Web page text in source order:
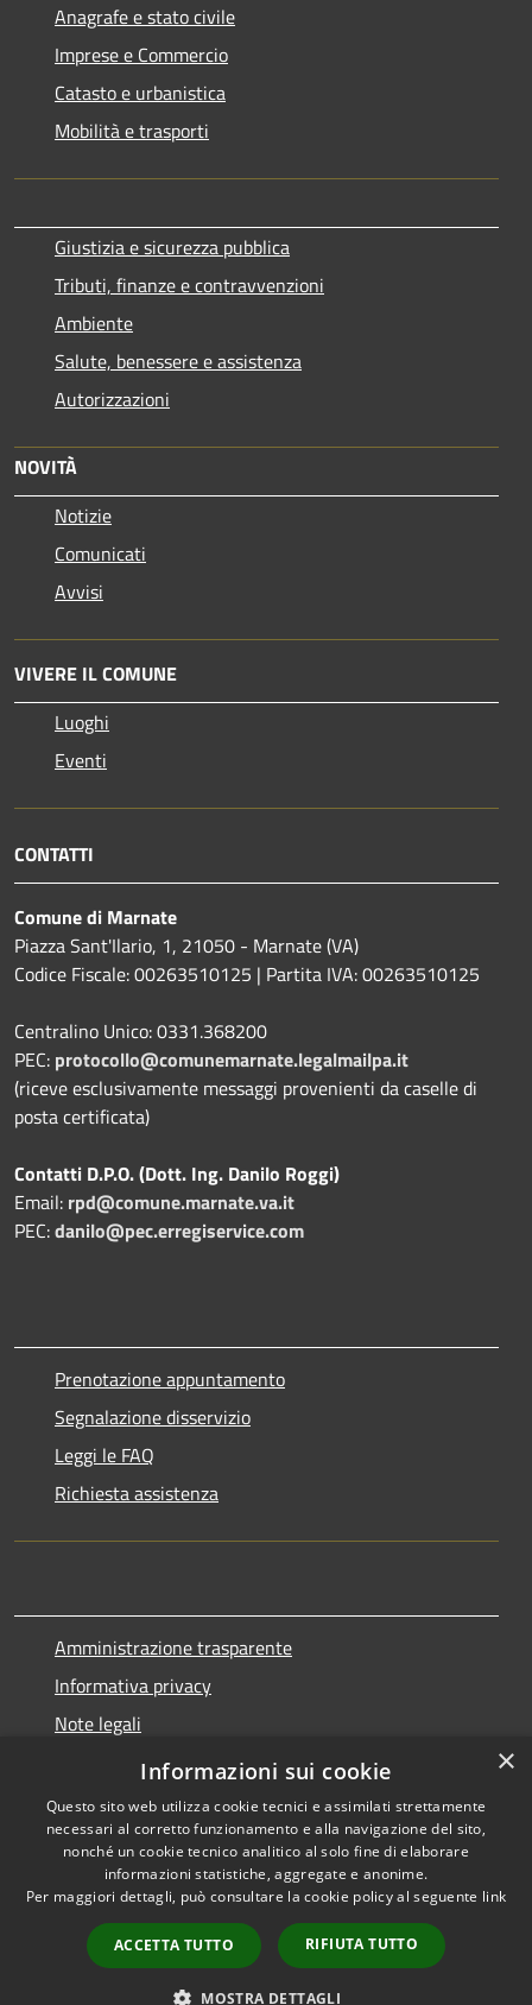
Anagrafe e stato civile
Imprese e Commercio
Catasto e urbanistica
Mobilità e trasporti
Giustizia e sicurezza pubblica
Tributi, finanze e contravvenzioni
Ambiente
Salute, benessere e assistenza
Autorizzazioni
NOVITÀ
Notizie
Comunicati
Avvisi
VIVERE IL COMUNE
Luoghi
Eventi
CONTATTI
Comune di Marnate
Piazza Sant'Ilario, 1, 21050 - Marnate (VA)
Codice Fiscale: 00263510125 | Partita IVA: 00263510125
Centralino Unico: 0331.368200
PEC: protocollo@comunemarnate.legalmailpa.it
(riceve esclusivamente messaggi provenienti da caselle di
posta certificata)
Contatti D.P.O. (Dott. Ing. Danilo Roggi)
Email: rpd@comune.marnate.va.it
PEC:danilo@pec.erregiservice.com
Prenotazione appuntamento
Segnalazione disservizio
Leggi le FAQ
Richiesta assistenza
Amministrazione trasparente
Informativa privacy
Note legali
Dichiarazione di accessibilità
Accessibilità
Copyright © 2026 • Comune di
Marnate • Powered by
Municipium•
Accesso
redazione
×
Informazioni sui cookie
Questo sito web utilizza cookie tecnici e assimilati strettamente
necessari al corretto funzionamento e alla navigazione del sito,
nonché un cookie tecnico analitico al solo fine di elaborare
informazioni statistiche, aggregate e anonime.
Per maggiori dettagli, può consultare la cookie policy al seguente link
ACCETTA TUTTO RIFIUTA TUTTO
MOSTRA DETTAGLI